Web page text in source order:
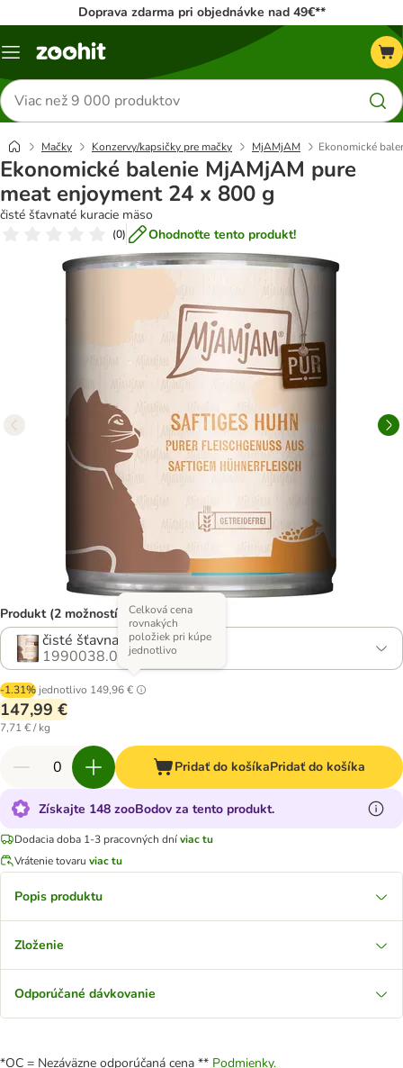
Doprava zdarma pri objednávke nad 49€**
Kategórie
Hľadať
produkty
Mačky Konzervy/kapsičky pre mačky MjAMjAM Ekonomické
Ekonomické balenie MjAMjAM pure
meat enjoyment 24 x 800 g
čisté šťavnaté kuracie mäso
(0) Ohodnoťte tento produkt!
Produkt (2 možností)
čisté šťavnaté kuracie mäso
1990038.0
-1.31% jednotlivo 149,96 €
Celková cena
rovnakých
položiek pri kúpe
jednotlivo
147,99 €
7,71 € / kg
Pridať do košíkaPridať do košíka
Získajte 148 zooBodov za tento produkt.
Dodacia doba 1-3 pracovných dníviac tu
Vrátenie tovaru viac tu
Popis produktu
Zloženie
Odporúčané dávkovanie
*OC = Nezáväzne odporúčaná cena ** Podmienky.